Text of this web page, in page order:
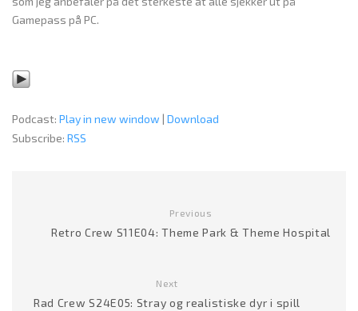
Gamepass på PC.
Podcast: Play in new window | Download
Subscribe: RSS
Previous
Retro Crew S11E04: Theme Park & Theme Hospital
Next
Rad Crew S24E05: Stray og realistiske dyr i spill